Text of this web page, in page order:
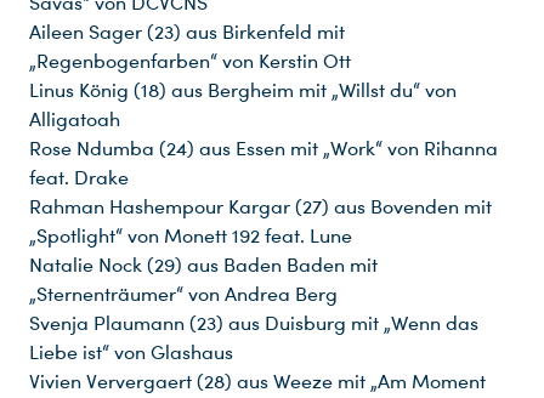
Aileen Sager (23) aus Birkenfeld mit
„Regenbogenfarben“ von Kerstin Ott
Linus König (18) aus Bergheim mit „Willst du“ von
Alligatoah
Rose Ndumba (24) aus Essen mit „Work“ von Rihanna
feat. Drake
Rahman Hashempour Kargar (27) aus Bovenden mit
„Spotlight“ von Monett 192 feat. Lune
Natalie Nock (29) aus Baden Baden mit
„Sternenträumer“ von Andrea Berg
Svenja Plaumann (23) aus Duisburg mit „Wenn das
Liebe ist“ von Glashaus
Vivien Ververgaert (28) aus Weeze mit „Am Moment